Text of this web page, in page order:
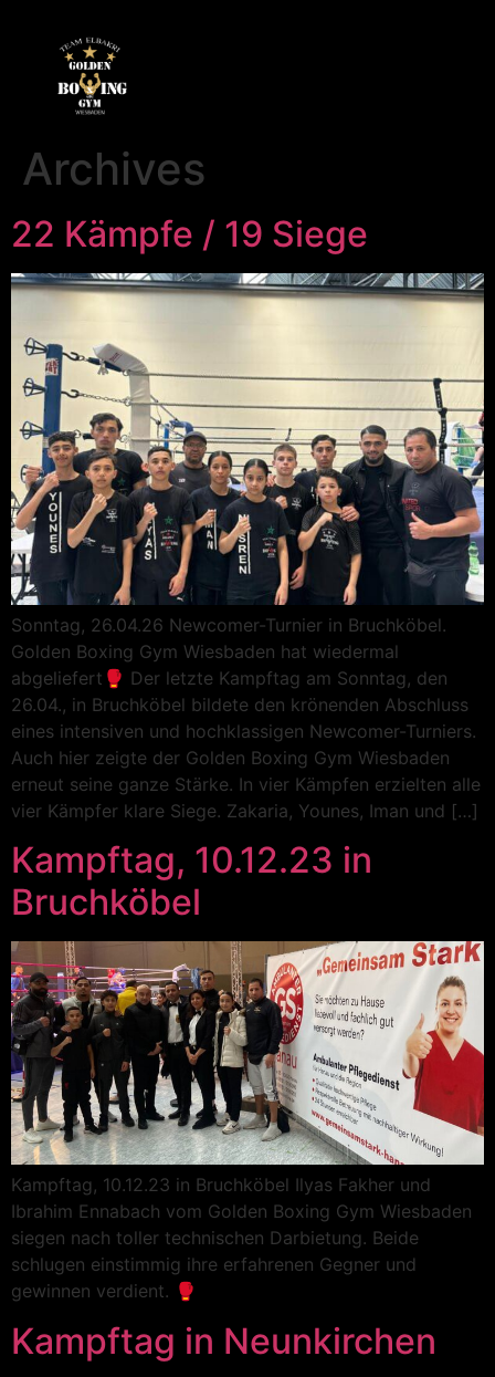
Archives
22 Kämpfe / 19 Siege
Sonntag, 26.04.26 Newcomer-Turnier in Bruchköbel.
Golden Boxing Gym Wiesbaden hat wiedermal
abgeliefert🥊 Der letzte Kampftag am Sonntag, den
26.04., in Bruchköbel bildete den krönenden Abschluss
eines intensiven und hochklassigen Newcomer-Turniers.
Auch hier zeigte der Golden Boxing Gym Wiesbaden
erneut seine ganze Stärke. In vier Kämpfen erzielten alle
vier Kämpfer klare Siege. Zakaria, Younes, Iman und […]
Kampftag, 10.12.23 in
Bruchköbel
Kampftag, 10.12.23 in Bruchköbel Ilyas Fakher und
Ibrahim Ennabach vom Golden Boxing Gym Wiesbaden
siegen nach toller technischen Darbietung. Beide
schlugen einstimmig ihre erfahrenen Gegner und
gewinnen verdient. 🥊
Kampftag in Neunkirchen